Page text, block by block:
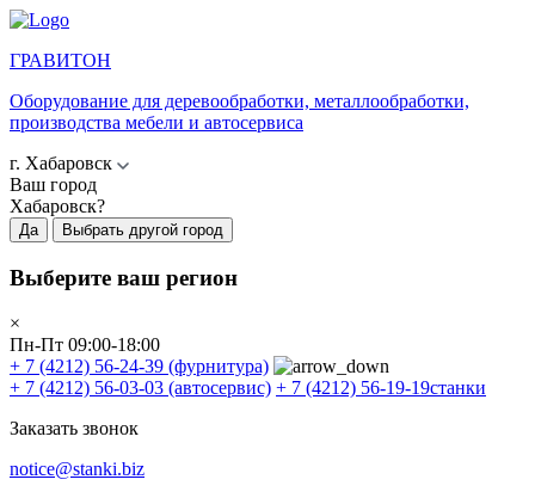
ГРАВИТОН
Оборудование для деревообработки, металлообработки,
производства мебели и автосервиса
г. Хабаровск
Ваш город
Хабаровск?
Да Выбрать другой город
Выберите ваш регион
×
Пн-Пт 09:00-18:00
+ 7 (4212) 56-24-39 (фурнитура)
+ 7 (4212) 56-03-03 (автосервис) + 7 (4212) 56-19-19станки
Заказать звонок
notice@stanki.biz